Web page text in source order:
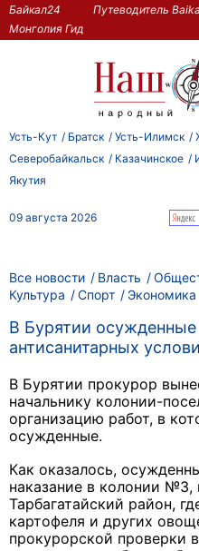
Байкал24 Путеводитель
Монголия Гид
Усть-Кут Братск Усть-Илимск
Северобайкальск
Казачинское
Якутия
09 августа 2026
Все новости Власть
Культура Спорт Экономика
В Бурятии
антисанитарных
В Бурятии прокурор
начальнику колонии-
организацию работ, в
осужденные.
Как оказалось,
наказание в колонии
Тарбагатайский район,
картофеля и других
прокурорской проверки